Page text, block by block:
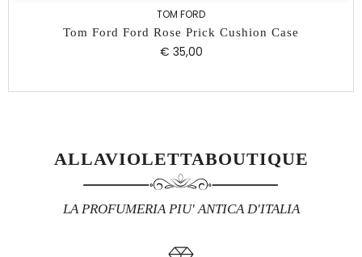
Fucking Fabulous Tom Ford
ALLAVIOLETTABOUTIQUE
LA PROFUMERIA PIU' ANTICA D'ITALIA